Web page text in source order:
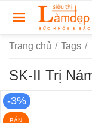
Trang chủ / Tags /
SK-II Trị
-3%
BÁN